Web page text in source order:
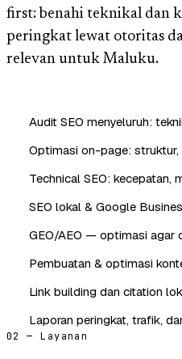
first: benahi teknikal dan
peringkat lewat otoritas
relevan untuk Maluku.
Audit SEO menyeluruh:
Optimasi on-page:
Technical SEO:
SEO lokal & Google
GEO/AEO — optimasi agar
Pembuatan & optimasi
Link building dan citation
Laporan peringkat, trafik,
02 — Layanan